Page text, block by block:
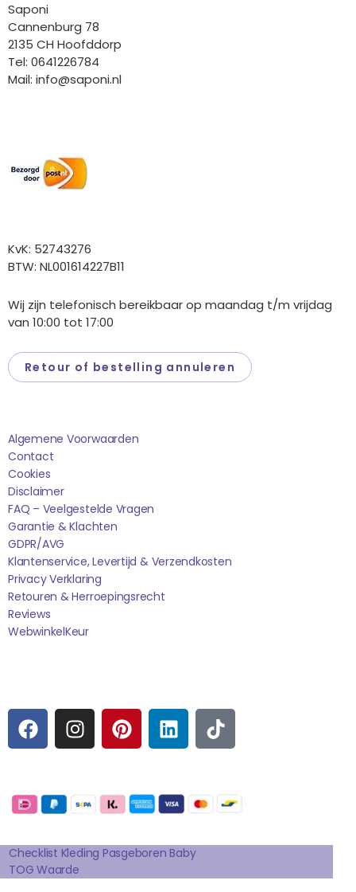
Saponi
Cannenburg 78
2135 CH Hoofddorp
Tel: 0641226784
Mail: info@saponi.nl
KvK: 52743276
BTW: NL001614227B11
Wij zijn telefonisch bereikbaar op maandag t/m vrijdag
van 10:00 tot 17:00
Retour of bestelling annuleren
Algemene Voorwaarden
Contact
Cookies
Disclaimer
FAQ – Veelgestelde Vragen
Garantie & Klachten
GDPR/AVG
Klantenservice, Levertijd & Verzendkosten
Privacy Verklaring
Retouren & Herroepingsrecht
Reviews
WebwinkelKEur
F
A
C
B
O
O
K
I
N
S
A
R
A
M
P
I
N
E
R
E
S
T
L
I
N
E
D
I
N
T
I
K
O
K
Checklist Kleding Pasgeboren Baby
TOG Waarde